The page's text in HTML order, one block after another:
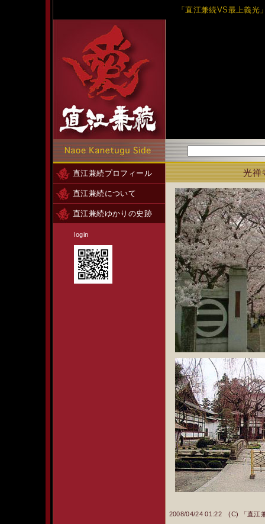
「直江兼続VS最上義
直江兼続プロフィール
直江兼続について
直江兼続ゆかりの史跡
login
光禅
2008/04/24 01:22 (C) 「直